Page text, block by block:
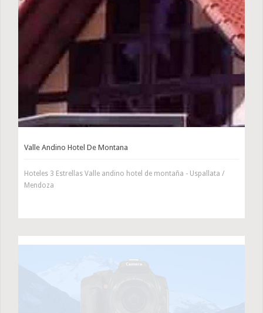
Valle Andino Hotel De Montana
Hoteles 3 Estrellas Valle andino hotel de montaña - Uspallata /
Mendoza